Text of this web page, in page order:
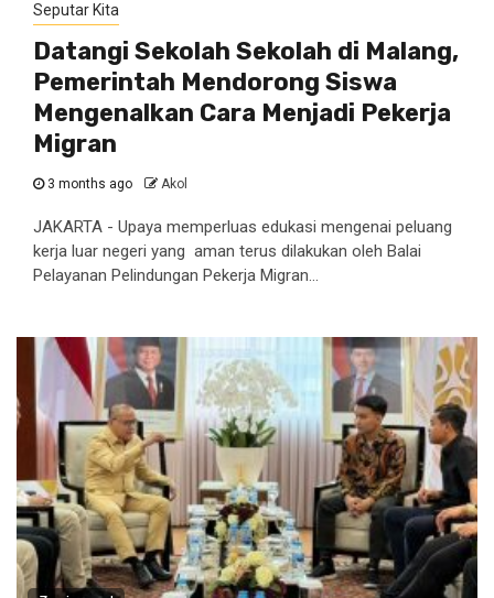
Seputar Kita
Datangi Sekolah Sekolah di Malang,
Pemerintah Mendorong Siswa
Mengenalkan Cara Menjadi Pekerja
Migran
3 months ago Akol
JAKARTA - Upaya memperluas edukasi mengenai peluang
kerja luar negeri yang aman terus dilakukan oleh Balai
Pelayanan Pelindungan Pekerja Migran...